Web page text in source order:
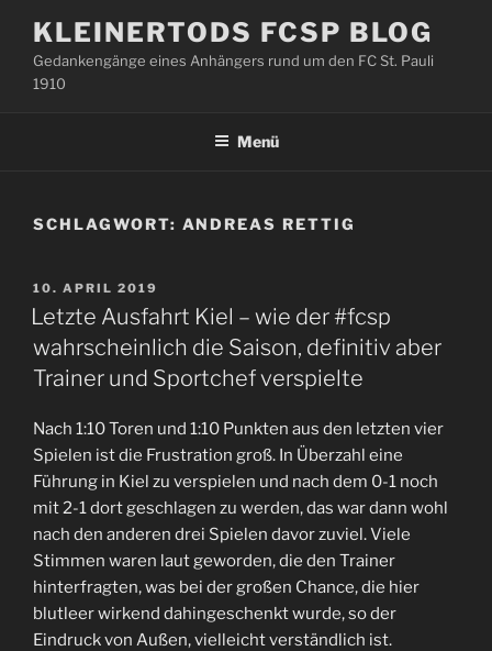
Inhalt
springen
KLEINERTODS FCSP BLOG
Gedankengänge eines Anhängers rund um den FC St. Pauli
1910
Menü
SCHLAGWORT: ANDREAS RETTIG
VERÖFFENTLICHT
AM
10. APRIL 2019
Letzte Ausfahrt Kiel – wie der #fcsp
wahrscheinlich die Saison, definitiv aber
Trainer und Sportchef verspielte
Nach 1:10 Toren und 1:10 Punkten aus den letzten vier
Spielen ist die Frustration groß. In Überzahl eine
Führung in Kiel zu verspielen und nach dem 0-1 noch
mit 2-1 dort geschlagen zu werden, das war dann wohl
nach den anderen drei Spielen davor zuviel. Viele
Stimmen waren laut geworden, die den Trainer
hinterfragten, was bei der großen Chance, die hier
blutleer wirkend dahingeschenkt wurde, so der
Eindruck von Außen, vielleicht verständlich ist.